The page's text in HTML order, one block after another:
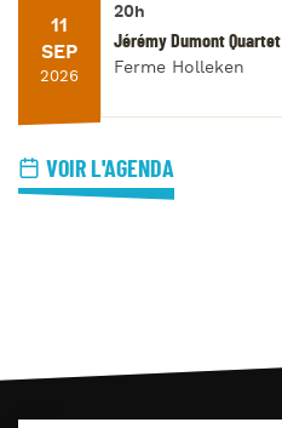
11
SEP
2026
20h
Jérémy Dumont Quartet
Ferme Holleken
VOIR L'AGENDA